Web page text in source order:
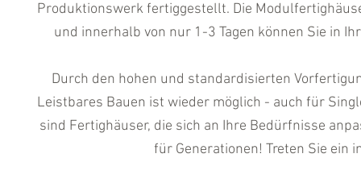
Produktionswerk fertiggestellt. Die
und innerhalb von nur 1-3 Tagen können Sie in
Durch den hohen und standardisierten
Leistbares Bauen ist wieder möglich - auch für
sind Fertighäuser, die sich an Ihre Bedürfnisse
für Generationen! Treten Sie ein